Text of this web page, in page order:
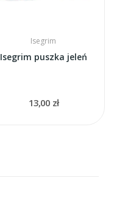
Isegrim
Isegrim puszka jeleń
13,00 zł